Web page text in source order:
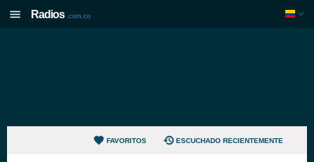
Radios .com.co
FAVORITOS ESCUCHADO RECIENTEMENTE